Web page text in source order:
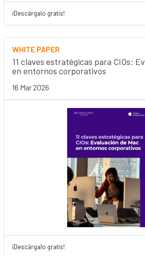
¡Descárgalo gratis!
WHITE PAPER
11 claves estratégicas para CIOs:
en entornos corporativos
16 Mar 2026
¡Descárgalo gratis!